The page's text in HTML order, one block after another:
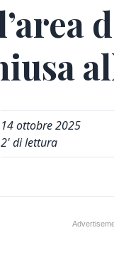
14 ottobre 2025
2' di lettura